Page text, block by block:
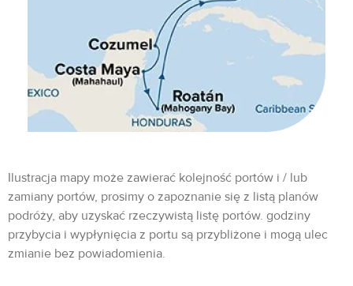
Ilustracja mapy może zawierać kolejność portów i / lub
zamiany portów, prosimy o zapoznanie się z listą planów
podróży, aby uzyskać rzeczywistą listę portów. godziny
przybycia i wypłynięcia z portu są przybliżone i mogą ulec
zmianie bez powiadomienia.